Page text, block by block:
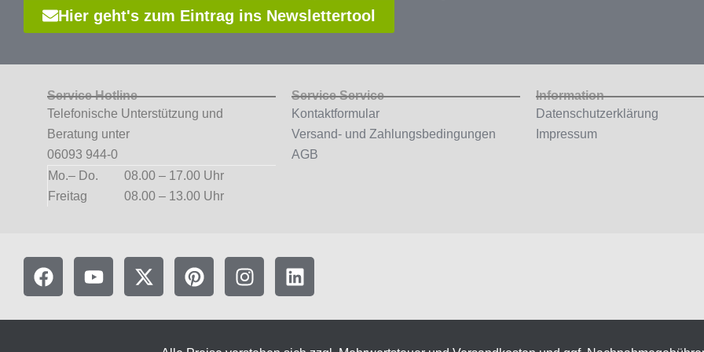
Hier geht's zum Eintrag ins Newslettertool
Service Hotline
Telefonische Unterstützung und
Beratung unter
06093 944-0
Mo.– Do.
08.00 – 17.00 Uhr
Freitag
08.00 – 13.00 Uhr
Service Service
Kontaktformular
Versand- und Zahlungsbedingungen
AGB
Information
Datenschutzerklärung
Impressum
F
a
e
Y
o
t
X
-
w
P
i
t
e
I
n
t
a
L
i
k
e